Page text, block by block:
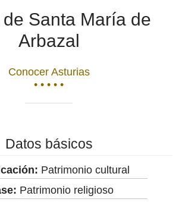
Santa María de
Arbazal
Conocer Asturias
• • • • •
Datos básicos
Patrimonio cultural
Patrimonio religioso